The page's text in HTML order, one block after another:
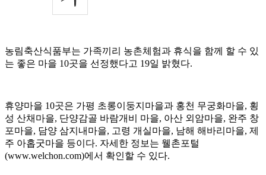
농림축산식품부는 가족끼리 농촌체험과 휴식을 함께 할 수 있
는 좋은 마을 10곳을 선정했다고 19일 밝혔다.
휴양마을 10곳은 가평 초롱이둥지마을과 홍천 무궁화마을, 횡
성 산채마을, 단양감골 바람개비 마을, 아산 외암마을, 완주 창
포마을, 담양 삼지내마을, 고령 개실마을, 남해 해바리마을, 제
주 아홉굿마을 등이다. 자세한 정보는 웰촌포털
(www.welchon.com)에서 확인할 수 있다.